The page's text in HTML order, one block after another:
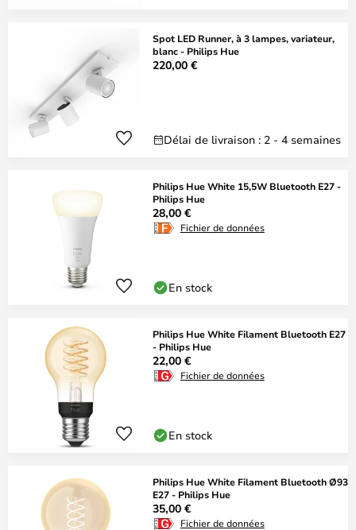
Spot LED Runner, à 3 lampes, variateur,
blanc - Philips Hue
220,00 €
Délai de livraison : 2 - 4 semaines
Philips Hue White 15,5W Bluetooth E27 -
Philips Hue
28,00 €
Fichier de données
En stock
Philips Hue White Filament Bluetooth E27
- Philips Hue
22,00 €
Fichier de données
En stock
Philips Hue White Filament Bluetooth Ø93
E27 - Philips Hue
35,00 €
Fichier de données